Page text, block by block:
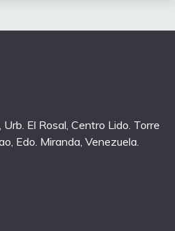
El Rosal, Centro Lido. Torre
Edo. Miranda, Venezuela.